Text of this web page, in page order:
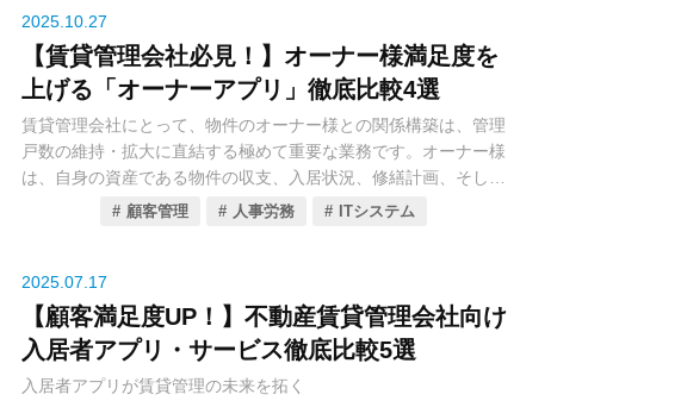
具体的な活用ステップ、そしてMA導入によって実現できる「新
しい不動産営業の形」について、詳しく解説していきます。貴社
の成約率向上と営業効率最大化のための一助となれば幸いです。
ールを導入することが、不動産会社の売上を飛躍的に伸ばす最短
ルートとなります。
本コラムでは、不動産会社の売上を伸ばすために特に有効なデジ
タルツールを厳選された10種類ご紹介します。これらのツールを
の一助となれば幸いです。
2025.10.27
【賃貸管理会社必見！】オーナー様満足度を
上げる「オーナーアプリ」徹底比較4選
賃貸管理会社にとって、物件のオーナー様との関係構築は、管理
戸数の維持・拡大に直結する極めて重要な業務です。オーナー様
は、自身の資産である物件の収支、入居状況、修繕計画、そして
市場の動向について常に高い関心と、時として不安を抱えていま
きくなる傾向がありました。
しかし、このような課題を解決し、オーナー様の満足度と信頼度
を飛躍的に向上させるツールとして注目されているのが、「オー
ナーアプリ・サービス」です。オーナーアプリは、スマートフォ
顧客管理 人事労務 ITシステム
2025.07.17
【顧客満足度UP！】不動産賃貸管理会社向け
入居者アプリ・サービス徹底比較5選
入居者アプリが賃貸管理の未来を拓く